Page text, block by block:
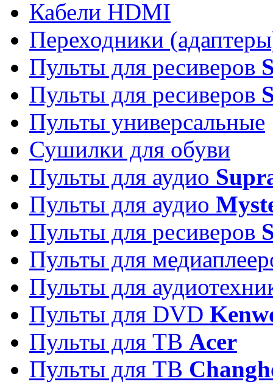
Кабели HDMI
Переходники
Пульты для ресиверов
Пульты для ресиверов
Пульты универсальные
Сушилки для обуви
Пульты для аудио
Пульты для аудио
Пульты для ресиверов
Пульты для
Пульты для
Пульты для DVD
Пульты для ТВ Acer
Пульты для ТВ